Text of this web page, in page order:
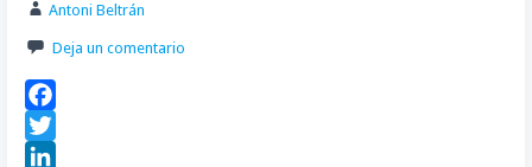
Antoni Beltrán
Deja un comentario
F
aT